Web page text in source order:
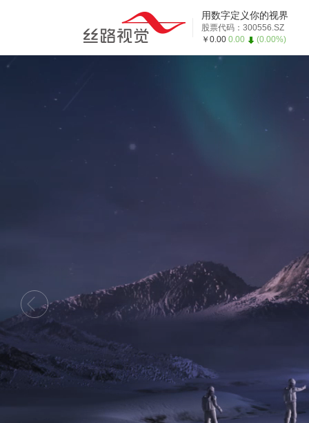
用数字定义你的视界
股票代码：300556.SZ
￥0.00 0.00 (0.00%)